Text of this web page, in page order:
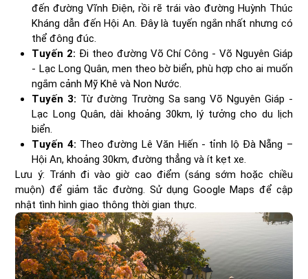
đến đường Vĩnh Điện, rồi rẽ trái vào đường Huỳnh Thúc
Kháng dẫn đến Hội An. Đây là tuyến ngắn nhất nhưng có
thể đông đúc.
Tuyến 2: Đi theo đường Võ Chí Công - Võ Nguyên Giáp
- Lạc Long Quân, men theo bờ biển, phù hợp cho ai muốn
ngắm cảnh Mỹ Khê và Non Nước.
Tuyến 3: Từ đường Trường Sa sang Võ Nguyên Giáp -
Lạc Long Quân, dài khoảng 30km, lý tưởng cho du lịch
biển.
Tuyến 4: Theo đường Lê Văn Hiến - tỉnh lộ Đà Nẵng –
Hội An, khoảng 30km, đường thẳng và ít kẹt xe.
Lưu ý: Tránh đi vào giờ cao điểm (sáng sớm hoặc chiều
muộn) để giảm tắc đường. Sử dụng Google Maps để cập
nhật tình hình giao thông thời gian thực.